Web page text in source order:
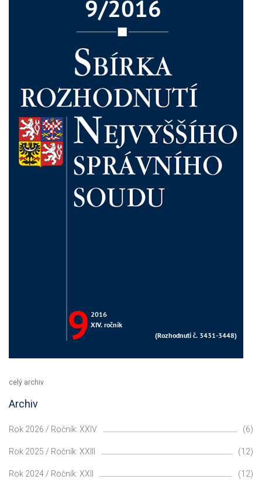
celý archiv
Archiv
Rok 2026 / Ročník: XXIV (6)
Rok 2025 / Ročník: XXIII (12)
Rok 2024 / Ročník: XXII (12)